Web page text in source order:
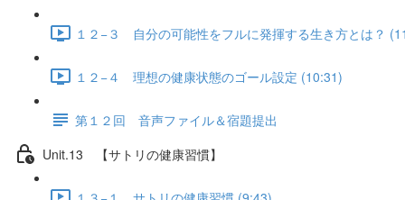
１２−３ 自分の可能性をフルに発揮する生き方とは？
１２−４ 理想の健康状態のゴール設定 (10:31)
第１２回 音声ファイル＆宿題提出
Unit.13 【サトリの健康習慣】